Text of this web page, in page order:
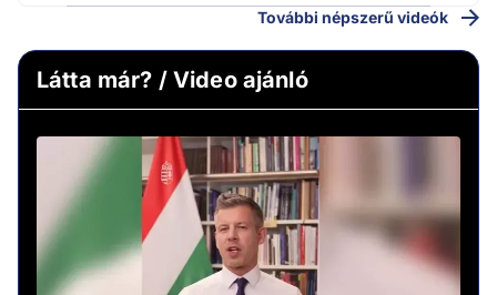
További népszerű videók
Látta már? / Video ajánló